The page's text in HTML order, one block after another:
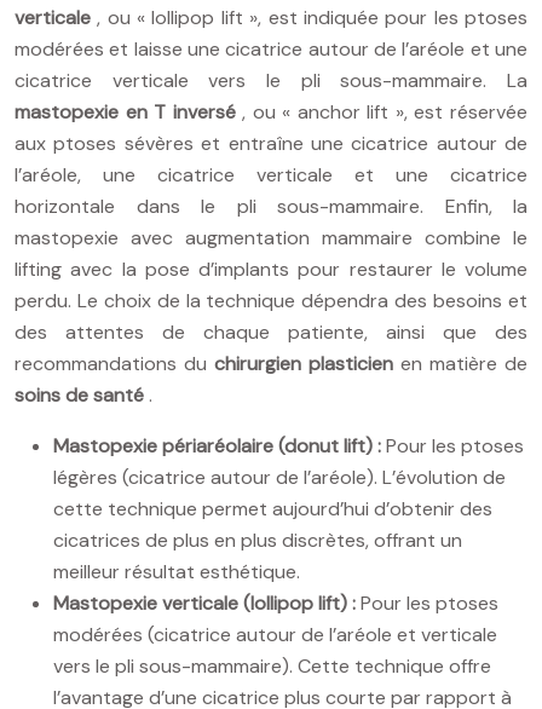
verticale, ou « lollipop lift », est indiquée pour les ptoses
modérées et laisse une cicatrice autour de l’aréole et une
cicatrice verticale vers le pli sous-mammaire. La
mastopexie en T inversé, ou « anchor lift », est réservée
aux ptoses sévères et entraîne une cicatrice autour de
l’aréole, une cicatrice verticale et une cicatrice
horizontale dans le pli sous-mammaire. Enfin, la
mastopexie avec augmentation mammaire combine le
lifting avec la pose d’implants pour restaurer le volume
perdu. Le choix de la technique dépendra des besoins et
des attentes de chaque patiente, ainsi que des
recommandations du chirurgien plasticien en matière de
soins de santé .
Mastopexie périaréolaire (donut lift) :Pour les ptoses
légères (cicatrice autour de l’aréole). L’évolution de
cette technique permet aujourd’hui d’obtenir des
cicatrices de plus en plus discrètes, offrant un
meilleur résultat esthétique.
Mastopexie verticale (lollipop lift) :Pour les ptoses
modérées (cicatrice autour de l’aréole et verticale
vers le pli sous-mammaire). Cette technique offre
l’avantage d’une cicatrice plus courte par rapport à